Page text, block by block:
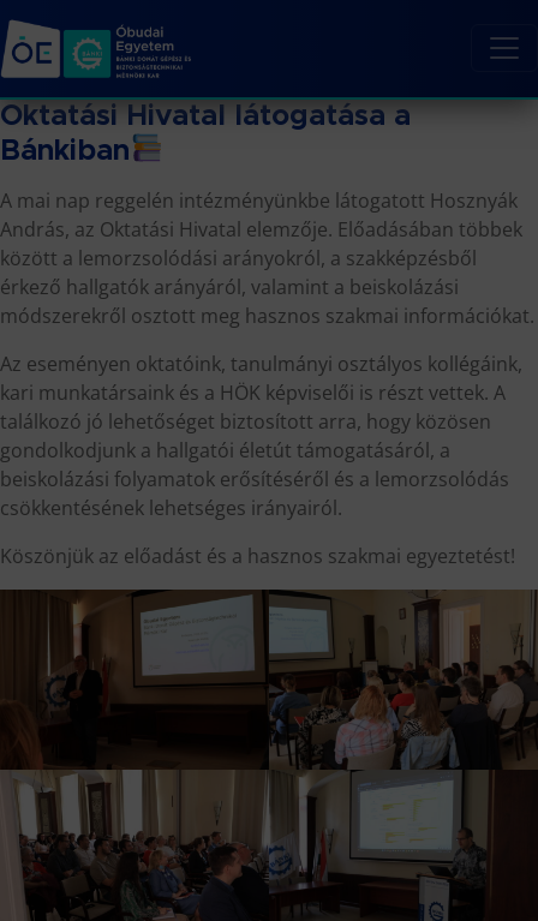
Oktatási Hivatal látogatása a
Bánkiban
A mai nap reggelén intézményünkbe látogatott Hosznyák
András, az Oktatási Hivatal elemzője. Előadásában többek
között a lemorzsolódási arányokról, a szakképzésből
érkező hallgatók arányáról, valamint a beiskolázási
módszerekről osztott meg hasznos szakmai információkat.
Az eseményen oktatóink, tanulmányi osztályos kollégáink,
kari munkatársaink és a HÖK képviselői is részt vettek. A
találkozó jó lehetőséget biztosított arra, hogy közösen
gondolkodjunk a hallgatói életút támogatásáról, a
beiskolázási folyamatok erősítéséről és a lemorzsolódás
csökkentésének lehetséges irányairól.
Köszönjük az előadást és a hasznos szakmai egyeztetést!